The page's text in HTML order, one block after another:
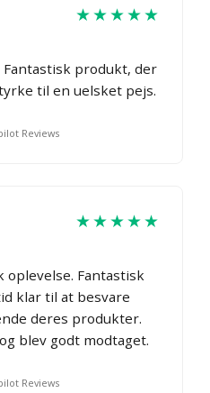
★★★★★
produkt, der
til en uelsket pejs.
Reviews
★★★★★
oplevelse. Fantastisk
klar til at besvare
deres produkter.
blev godt modtaget.
Reviews